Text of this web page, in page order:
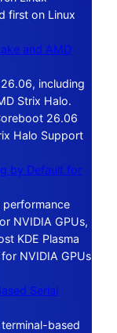
first on Linux
and AMD
including
Strix Halo.
26.06
Halo Support
by Default for
performance
NVIDIA GPUs,
KDE Plasma
NVIDIA GPUs
Serial
based